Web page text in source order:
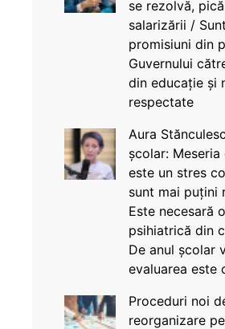
se rezolvă,
salarizării /
promisiuni din
Guvernului
din educație și
respectate
Aura
școlar:
este un stres
sunt mai puțini
Este necesară
psihiatrică din
De anul școlar
evaluarea este
Proceduri noi
reorganizare